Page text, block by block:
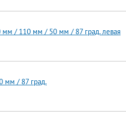
мм / 110 мм / 50 мм / 87 град. левая
мм / 87 град.